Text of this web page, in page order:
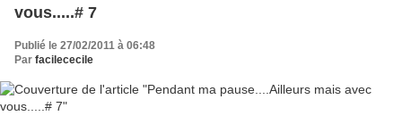
vous.....# 7
Publié le 27/02/2011 à 06:48
Par facilececile